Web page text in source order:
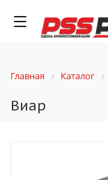
Главная Каталог
Виар